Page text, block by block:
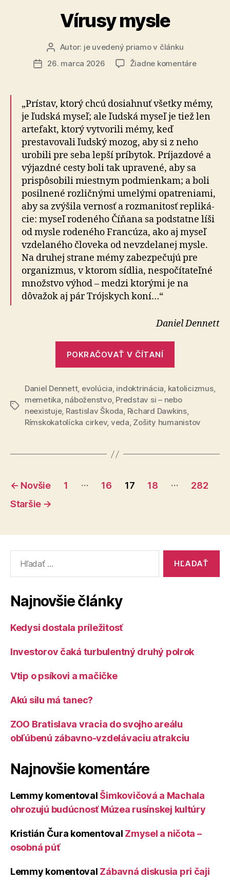
Vírusy mysle
Autor
článku
Autor: je uvedený priamo v článku
Dátum
26. marca 2026 Žiadne komentárena
„Prístav, ktorý chcú dosiahnuť všetky mémy,
je ľudská myseľ; ale ľudská myseľ je tiež len
artefakt, kto­rý vy­tvo­ri­li mémy, keď
prestavovali ľudský mozog, aby si z neho
urobili pre seba lepší príbytok. Príjazdové a
výjazdné cesty boli tak upravené, aby sa
prispôsobili miestnym podmienkam; a boli
posilnené rozličnými umelými opatreniami,
aby sa zvýšila vernosť a rozmanitosť rep­li­ká­
cie: myseľ rodeného Číňana sa podstatne líši
od mys­le rodeného Francúza, ako aj myseľ
vzdelaného človeka od nevzdelanej mysle.
Na druhej strane mémy za­bez­pe­ču­jú pre
organizmus, v ktorom sídlia, nespočítateľné
množstvo výhod – medzi ktorými je na
dôvažok aj pár Trójskych koní…“
Daniel Dennett
POKRAČOVAŤ V ČÍTANÍ
Značky
Daniel Dennett, evolúcia, indoktrinácia, katolicizmus,
memetika, náboženstvo, Predstav si – nebo
neexistuje, Rastislav Škoda, Richard Dawkins,
Rímskokatolícka cirkev, veda, Zošity humanistov
Stránkovanie
príspevkov
← Novšie 1 … 16 17 18 …
282
Staršie →
Najnovšie články
Kedysi dostala príležitosť
Investorov čaká turbulentný druhý polrok
Vtip o psíkovi a mačičke
Akú silu má tanec?
ZOO Bratislava vracia do svojho areálu
obľúbenú zábavno-vzdelávaciu atrakciu
Najnovšie komentáre
Lemmy komentoval Šimkovičová a Machala
ohrozujú budúcnosť Múzea rusínskej kultúry
Kristián Čura komentoval Zmysel a ničota –
osobná púť
Lemmy komentoval Zábavná diskusia pri čaji